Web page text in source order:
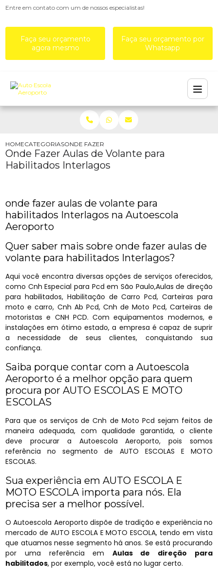
Entre em contato com um de nossos especialistas!
Faça seu orçamento
agora mesmo
Faça seu orçamento por
Whatsapp
HOMECATEGORIASONDE FAZER AULAS DE VOLANTE PARA
Onde Fazer Aulas de Volante para
Habilitados Interlagos
onde fazer aulas de volante para
habilitados Interlagos na Autoescola
Aeroporto
Quer saber mais sobre onde fazer aulas de
volante para habilitados Interlagos?
Aqui você encontra diversas opções de serviços oferecidos,
como Cnh Especial para Pcd em São Paulo,Aulas de direção
para habilitados, Habilitação de Carro Pcd, Carteiras para
moto e carro, Cnh Ab Pcd, Cnh de Moto Pcd, Carteiras de
motoristas e CNH PCD. Com equipamentos modernos, e
instalações em ótimo estado, a empresa é capaz de suprir
a necessidade de seus clientes, conquistando sua
confiança.
Saiba porque contar com a Autoescola
Aeroporto é a melhor opção para quem
procura por AUTO ESCOLAS E MOTO
ESCOLAS
Para que os serviços de Cnh de Moto Pcd sejam feitos de
maneira adequada, com qualidade garantida, o cliente
deve procurar a Autoescola Aeroporto, pois somos
referência no segmento de AUTO ESCOLAS E MOTO
ESCOLAS.
Sua experiência em AUTO ESCOLA E
MOTO ESCOLA importa para nós. Ela
precisa ser a melhor possível.
O Autoescola Aeroporto dispõe de tradição e experiência no
mercado de AUTO ESCOLA E MOTO ESCOLA, tendo em vista
que atuamos nesse segmento há anos. Se está procurando
por uma referência em Aulas de direção para
habilitados, por exemplo, você está no lugar certo.